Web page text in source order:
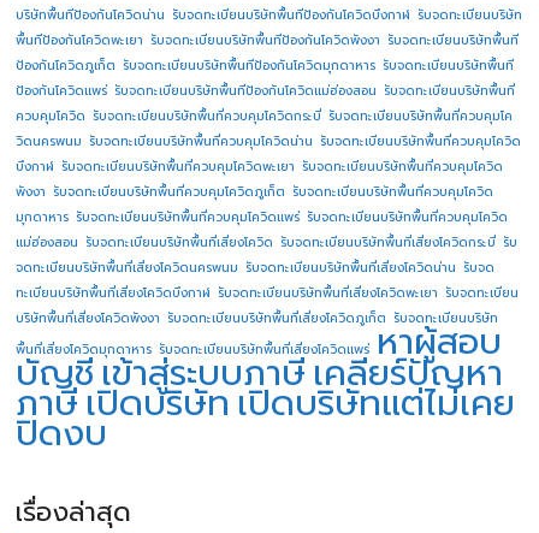
บริษัทพื้นทีป้องกันโควิดน่าน รับจดทะเบียนบริษัทพื้นทีป้องกันโควิดบึงกาฬ รับจดทะเบียนบริษัท
พื้นทีป้องกันโควิดพะเยา รับจดทะเบียนบริษัทพื้นทีป้องกันโควิดพังงา รับจดทะเบียนบริษัทพื้นที
ป้องกันโควิดภูเก็ต รับจดทะเบียนบริษัทพื้นทีป้องกันโควิดมุกดาหาร รับจดทะเบียนบริษัทพื้นที
ป้องกันโควิดแพร่ รับจดทะเบียนบริษัทพื้นทีป้องกันโควิดแม่ฮ่องสอน รับจดทะเบียนบริษัทพื้นที่
ควบคุมโควิด รับจดทะเบียนบริษัทพื้นที่ควบคุมโควิดกระบี่ รับจดทะเบียนบริษัทพื้นที่ควบคุมโค
วิดนครพนม รับจดทะเบียนบริษัทพื้นที่ควบคุมโควิดน่าน รับจดทะเบียนบริษัทพื้นที่ควบคุมโควิด
บึงกาฬ รับจดทะเบียนบริษัทพื้นที่ควบคุมโควิดพะเยา รับจดทะเบียนบริษัทพื้นที่ควบคุมโควิด
พังงา รับจดทะเบียนบริษัทพื้นที่ควบคุมโควิดภูเก็ต รับจดทะเบียนบริษัทพื้นที่ควบคุมโควิด
มุกดาหาร รับจดทะเบียนบริษัทพื้นที่ควบคุมโควิดแพร่ รับจดทะเบียนบริษัทพื้นที่ควบคุมโควิด
แม่ฮ่องสอน รับจดทะเบียนบริษัทพื้นที่เสี่ยงโควิด รับจดทะเบียนบริษัทพื้นที่เสี่ยงโควิดกระบี่ รับ
จดทะเบียนบริษัทพื้นที่เสี่ยงโควิดนครพนม รับจดทะเบียนบริษัทพื้นที่เสี่ยงโควิดน่าน รับจด
ทะเบียนบริษัทพื้นที่เสี่ยงโควิดบึงกาฬ รับจดทะเบียนบริษัทพื้นที่เสี่ยงโควิดพะเยา รับจดทะเบียน
บริษัทพื้นที่เสี่ยงโควิดพังงา รับจดทะเบียนบริษัทพื้นที่เสี่ยงโควิดภูเก็ต รับจดทะเบียนบริษัท
พื้นที่เสี่ยงโควิดมุกดาหาร รับจดทะเบียนบริษัทพื้นที่เสี่ยงโควิดแพร่ หาผู้สอบ
บัญชี เข้าสู่ระบบภาษี เคลียร์ปัญหา
ภาษีเปิดบริษัทเปิดบริษัทแต่ไม่เคย
ปิดงบ
เรื่องล่าสุด